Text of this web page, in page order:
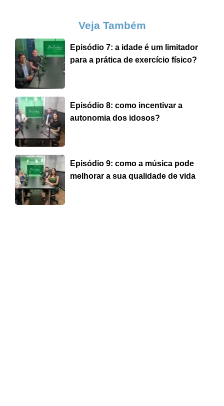
Veja Também
Episódio 7: a idade é um limitador
para a prática de exercício físico?
Episódio 8: como incentivar a
autonomia dos idosos?
Episódio 9: como a música pode
melhorar a sua qualidade de vida